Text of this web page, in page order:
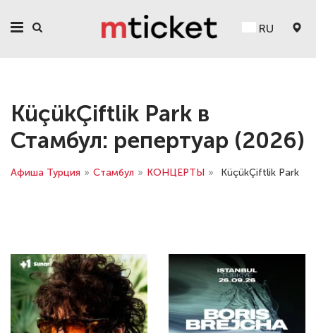
RU
KüçükÇiftlik Park в
Стамбул: репертуар (2026)
Афиша Турция » Стамбул » КОНЦЕРТЫ » KüçükÇiftlik Park